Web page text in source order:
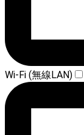
Wi-Fi (無線LAN)